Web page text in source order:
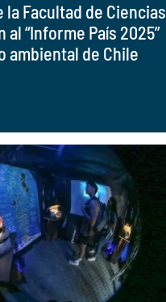
la Facultad de Ciencias
al “Informe País 2025”
ambiental de Chile